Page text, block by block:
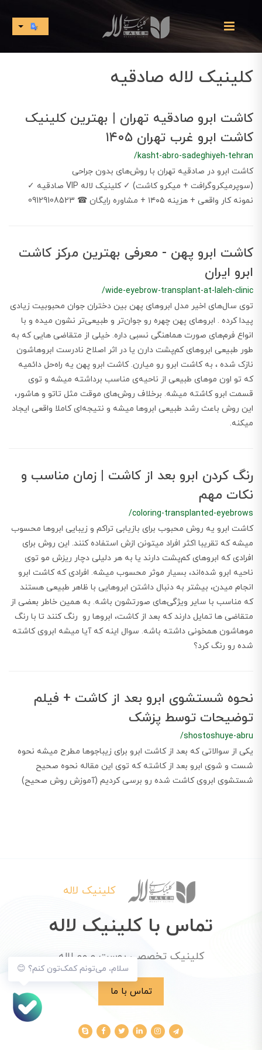
کلینیک لاله صادقیه
کاشت ابرو صادقیه تهران | بهترین کلینیک
کاشت ابرو غرب تهران ۱۴۰۵
/kasht-abro-sadeghiyeh-tehran
​​​​کاشت ابرو در صادقیه تهران با روش‌های بدون جراحی
(سوپرمیکروگرافت + میکرو کاشت) ✓ کلینیک لاله VIP صادقیه ✓
نمونه کار واقعی + هزینه ۱۴۰۵ + مشاوره رایگان ☎ 09129108523
کاشت ابرو پهن - معرفی بهترین مرکز کاشت
ابرو ایران
/wide-eyebrow-transplant-at-laleh-clinic
توی سال‌های اخیر مدل ابروهای پهن بین دختران جوان محبوبیت زیادی
پیدا کرده . ابروهای پهن چهره رو جوان‌تر و طبیعی‌تر نشون میده و با
انواع فرم‌های صورت هماهنگی نسبی داره. خیلی از متقاضی هایی که به
طور طبیعی ابروهای کم‌پشت دارن یا در اثر اصلاح نادرست ابروهاشون
نازک شده ، به کاشت ابرو رو میارن. کاشت ابرو پهن یه راه‌حل دائمیه
که تو اون موهای طبیعی از ناحیه‌ی مناسب برداشته میشه و توی
قسمت ابرو کاشته میشه. برخلاف روش‌های موقت مثل تاتو و هاشور،
این روش باعث رشد طبیعی ابروها میشه و نتیجه‌ای کاملا واقعی ایجاد
میکنه.
رنگ کردن ابرو بعد از کاشت | زمان مناسب و
نکات مهم
/coloring-transplanted-eyebrows
کاشت ابرو یه روش محبوب برای بازیابی تراکم و زیبایی ابروها محسوب
میشه که تقریبا اکثر افراد میتونن ازش استفاده کنند. این روش برای
افرادی که ابروهای کم‌پشت دارند یا به هر دلیلی دچار ریزش مو توی
ناحیه ابرو شده‌اند، بسیار موثر محسوب میشه. افرادی که کاشت ابرو
انجام میدن، بیشتر به دنبال داشتن ابروهایی با ظاهر طبیعی هستند
که مناسب با سایر ویژگی‌های صورتشون باشه. به همین خاطر بعضی از
متقاضی ها تمایل دارند که بعد از کاشت، ابروها رو رنگ کنند تا با رنگ
موهاشون همخونی داشته باشه. سوال اینه که آیا میشه ابروی کاشته
شده رو رنگ کرد؟
نحوه شستشوی ابرو بعد از کاشت + فیلم
توضیحات توسط پزشک
/shostoshuye-abru
یکی از سوالاتی که بعد از کاشت ابرو برای زیباجوها مطرح میشه نحوه
شست و شوی ابرو بعد از کاشته که توی این مقاله نحوه صحیح
شستشوی ابروی کاشت شده رو برسی کردیم (آموزش روش صحیح)
سلام، می‌تونم کمک‌تون کنم؟ 😊
کلینیک لاله
تماس با کلینیک لاله
کلینیک تخصصی پوست و مو لاله
تماس با ما